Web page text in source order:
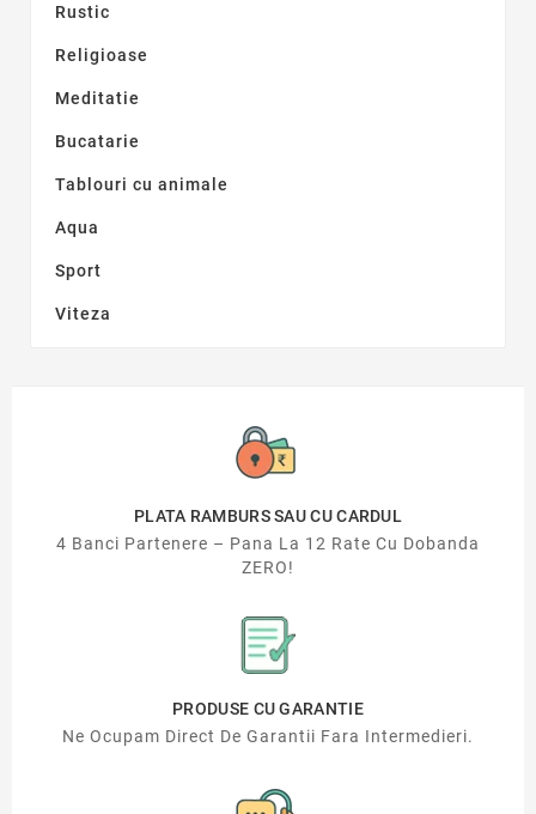
Rustic
Religioase
Meditatie
Bucatarie
Tablouri cu animale
Aqua
Sport
Viteza
PLATA RAMBURS SAU CU CARDUL
4 Banci Partenere – Pana La 12 Rate Cu Dobanda
ZERO!
PRODUSE CU GARANTIE
Ne Ocupam Direct De Garantii Fara Intermedieri.